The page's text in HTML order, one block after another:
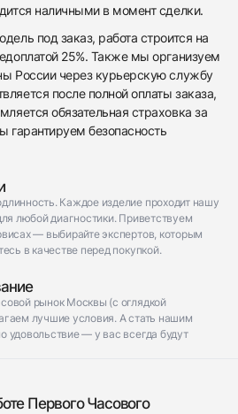
наличными в момент сделки.
под заказ, работа строится на
25%. Также мы организуем
России через курьерскую службу
после полной оплаты заказа,
обязательная страховка за
гарантируем безопасность
Каждое изделие проходит нашу
любой диагностики. Приветствуем
— выбирайте экспертов, которым
в качестве перед покупкой.
рынок Москвы (с оглядкой
лучшие условия. А стать нашим
удовольствие — у вас всегда будут
Первого Часового